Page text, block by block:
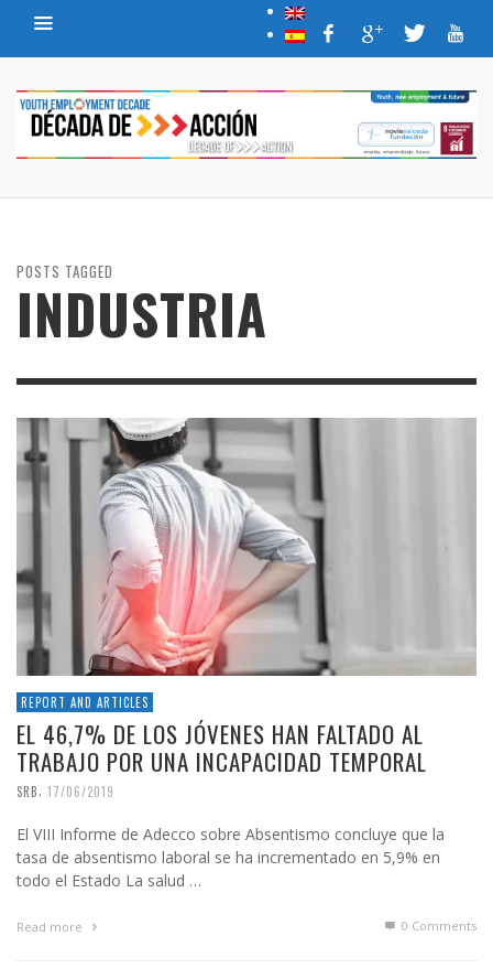
POSTS TAGGED
INDUSTRIA
REPORT AND ARTICLES
EL 46,7% DE LOS JÓVENES HAN FALTADO AL
TRABAJO POR UNA INCAPACIDAD TEMPORAL
SRB, 17/06/2019
El VIII Informe de Adecco sobre Absentismo concluye que la
tasa de absentismo laboral se ha incrementado en 5,9% en
todo el Estado La salud …
Read more 0 Comments